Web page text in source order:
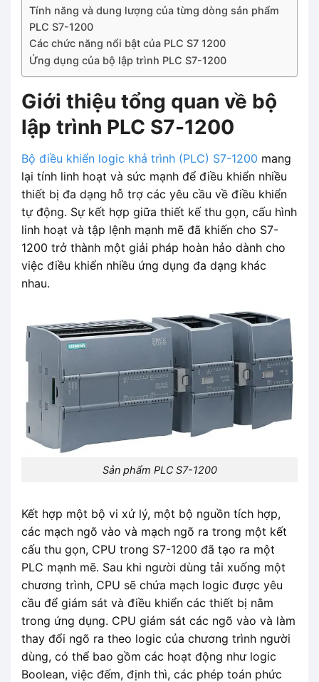
Tính năng và dung lượng của từng dòng sản phẩm
PLC S7-1200
Các chức năng nổi bật của PLC S7 1200
Ứng dụng của bộ lập trình PLC S7-1200
Giới thiệu tổng quan về bộ
lập trình PLC S7-1200
Bộ điều khiển logic khả trình (PLC) S7-1200 mang
lại tính linh hoạt và sức mạnh để điều khiển nhiều
thiết bị đa dạng hỗ trợ các yêu cầu về điều khiển
tự động. Sự kết hợp giữa thiết kế thu gọn, cấu hình
linh hoạt và tập lệnh mạnh mẽ đã khiến cho S7-
1200 trở thành một giải pháp hoàn hảo dành cho
việc điều khiển nhiều ứng dụng đa dạng khác
nhau.
Sản phẩm PLC S7-1200
Kết hợp một bộ vi xử lý, một bộ nguồn tích hợp,
các mạch ngõ vào và mạch ngõ ra trong một kết
cấu thu gọn, CPU trong S7-1200 đã tạo ra một
PLC mạnh mẽ. Sau khi người dùng tải xuống một
chương trình, CPU sẽ chứa mạch logic được yêu
cầu để giám sát và điều khiển các thiết bị nằm
trong ứng dụng. CPU giám sát các ngõ vào và làm
thay đổi ngõ ra theo logic của chương trình người
dùng, có thể bao gồm các hoạt động như logic
Boolean, việc đếm, định thì, các phép toán phức